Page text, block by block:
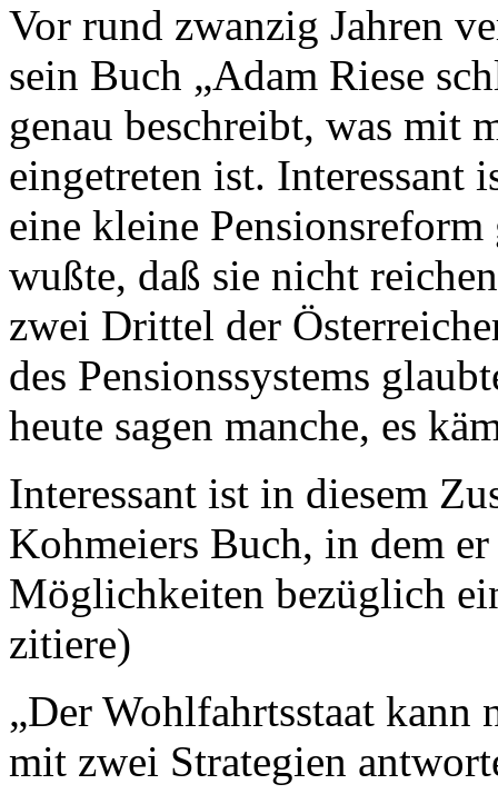
Vor rund zwanzig Jahren
sein Buch „Adam Riese
genau beschreibt, was mit
eingetreten ist. Interessant
eine kleine
wußte, daß sie nicht
zwei Drittel der
des Pensionssystems
heute sagen manche, es
Interessant ist in diesem
Kohmeiers Buch, in dem
Möglichkeiten bezüglich
zitiere)
„Der Wohlfahrtsstaat kann
mit zwei Strategien